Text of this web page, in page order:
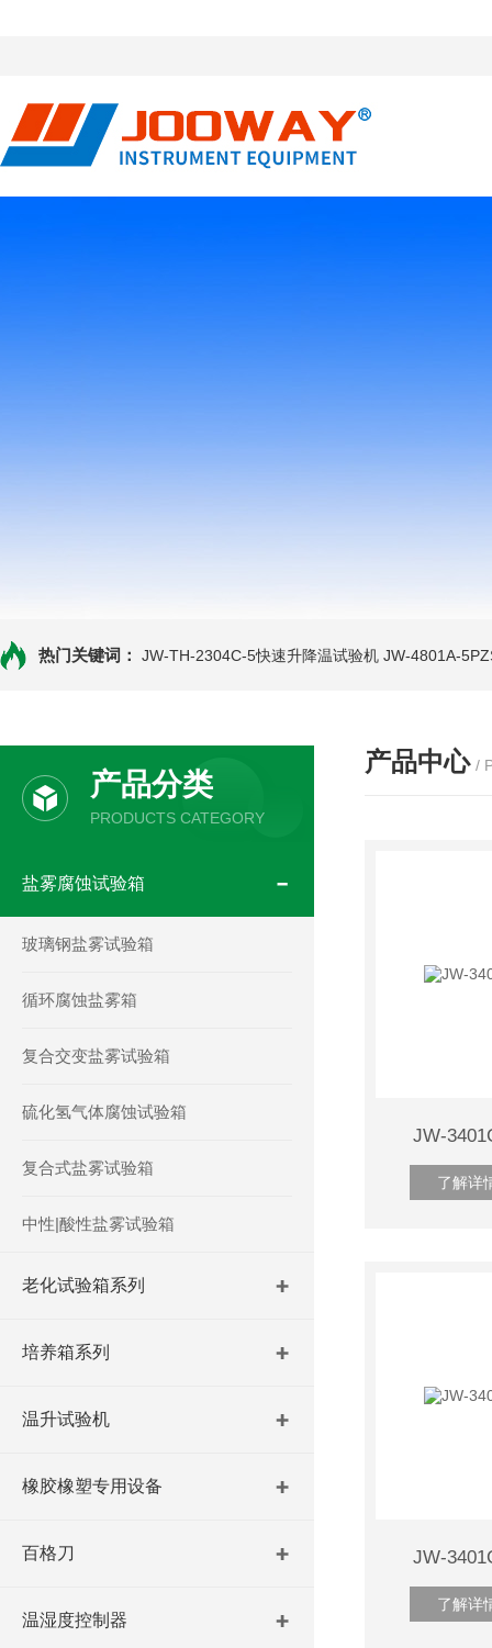
热门关键词： JW-TH-2304C-5快速升降温试验机 JW-4801A-
产品分类
PRODUCTS CATEGORY
盐雾腐蚀试验箱
玻璃钢盐雾试验箱
循环腐蚀盐雾箱
复合交变盐雾试验箱
硫化氢气体腐蚀试验箱
复合式盐雾试验箱
中性|酸性盐雾试验箱
老化试验箱系列
培养箱系列
温升试验机
橡胶橡塑专用设备
百格刀
温湿度控制器
产品中心 /
JW-
了解详
JW-
了解详